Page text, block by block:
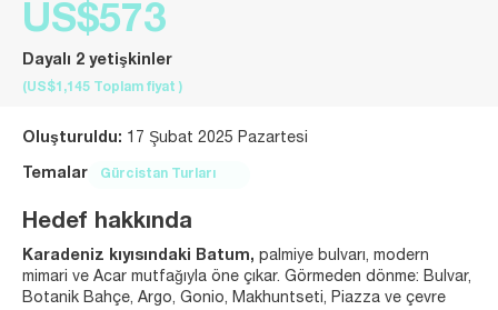
US$573
Dayalı 2 yetişkinler
(US$1,145 Toplam fiyat )
Oluşturuldu: 17 Şubat 2025 Pazartesi
Temalar Gürcistan Turları
Hedef hakkında
Karadeniz kıyısındaki Batum, palmiye bulvarı, modern
mimari ve Acar mutfağıyla öne çıkar. Görmeden dönme: Bulvar,
Botanik Bahçe, Argo, Gonio, Makhuntseti, Piazza ve çevre